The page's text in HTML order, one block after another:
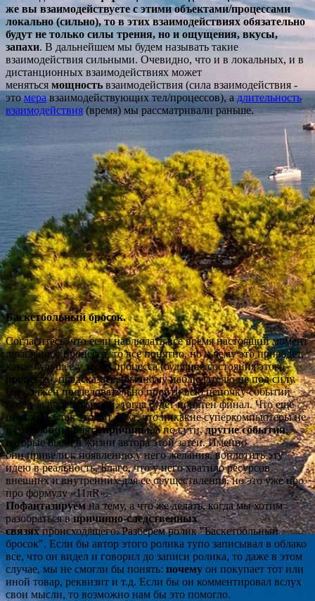
же вы взаимодействуете с этими объектами/процессами
локально (сильно), то в этих взаимодействиях обязательно
будут не только силы трения, но и ощущения, вкусы,
запахи. В дальнейшем мы будем называть такие
взаимодействия сильными. Очевидно, что и в локальных, и в
дистанционных взаимодействиях может
меняться мощность взаимодействия (сила взаимодействия -
это мера взаимодействующих тел/процессов), адлительность
взаимодействия (время) мы рассматривали раньше.
Баскетбольный бросок.
Согласитесь, что если наблюдать все время настоящий момент
локального процесса, то все понятно, но к чему это приведет,
какое будущее у этого процесса (будущие состояния этого
процесса), предсказать обычному наблюдателю не под силу.
Он должен последовательно пройти всю цепочку событий
вслед за видеокамерой, тогда будет понятен финал. Что еще
печальнее, так это тот факт, что никакие суперкомпьютеры не
в состоянии понятьпричины, а по сути,другие события,
которые были в жизни автора этой затеи. Именно
они привели к появлению у него желания, воплотить эту
идею в реальность. Благо, что у него хватило ресурсов
внешних и внутренних для ее осуществления, но это уже про
про формулу «11πR».
Пофантазируемна тему, а что же делать, когда мы хотим
разобраться впричинно-следственных
связяхпроисходящего. Разберем ролик "Баскетбольный
бросок". Если бы автор этого ролика тупо записывал в облако
все, что он видел и говорил до записи ролика, то даже в этом
случае, мы не смогли бы понять: почему он покупает тот или
иной товар, реквизит и т.д. Если бы он комментировал вслух
свои мысли, то возможно нам бы это помогло.